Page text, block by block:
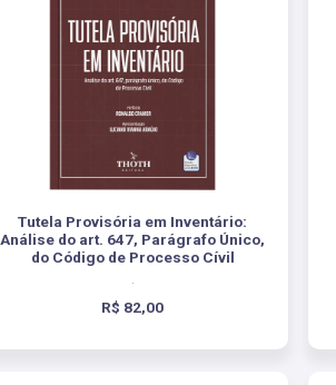
Tutela Provisória em Inventário:
Análise do art. 647, Parágrafo Único,
do Código de Processo Cívil
R$ 82,00